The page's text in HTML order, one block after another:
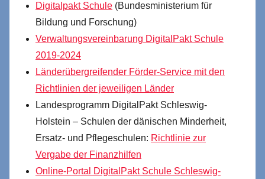
Digitalpakt Schule (Bundesministerium für
Bildung und Forschung)
Verwaltungsvereinbarung DigitalPakt Schule
2019-2024
Länderübergreifender Förder-Service mit den
Richtlinien der jeweiligen Länder
Landesprogramm DigitalPakt Schleswig-
Holstein – Schulen der dänischen Minderheit,
Ersatz- und Pflegeschulen: Richtlinie zur
Vergabe der Finanzhilfen
Online-Portal DigitalPakt Schule Schleswig-